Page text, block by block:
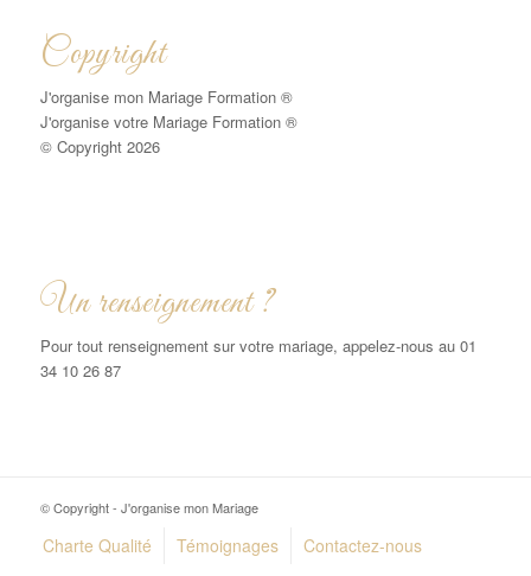
Copyright
J'organise mon Mariage Formation ®
J'organise votre Mariage Formation ®
© Copyright 2026
Un renseignement ?
Pour tout renseignement sur votre mariage, appelez-nous au 01
34 10 26 87
© Copyright - J'organise mon Mariage
Charte Qualité Témoignages Contactez-nous